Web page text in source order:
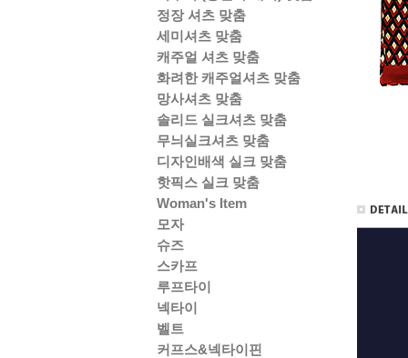
정장 셔츠 맞춤
세미셔츠 맞춤
캐주얼 셔츠 맞춤
화려한 캐주얼셔츠 맞춤
망사셔츠 맞춤
솔리드 실크셔츠 맞춤
무늬실크셔츠 맞춤
디자인배색 실크 맞춤
핫픽스 실크 맞춤
Woman's Item
모자
슈즈
스카프
루프타이
넥타이
벨트
커프스&넥타이핀